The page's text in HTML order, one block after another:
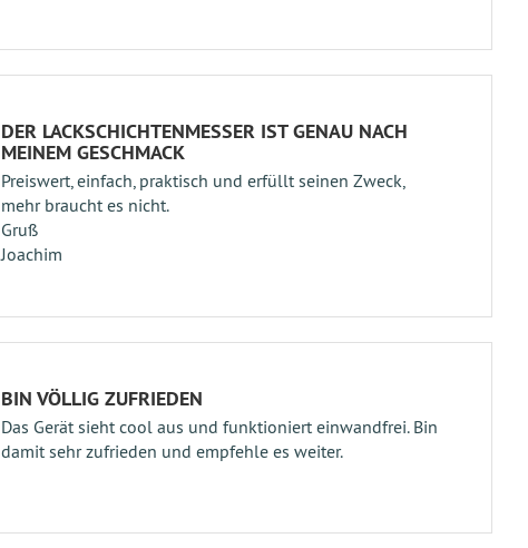
DER LACKSCHICHTENMESSER IST GENAU NACH
MEINEM GESCHMACK
Preiswert, einfach, praktisch und erfüllt seinen Zweck,
mehr braucht es nicht.
Gruß
Joachim
BIN VÖLLIG ZUFRIEDEN
Das Gerät sieht cool aus und funktioniert einwandfrei. Bin
damit sehr zufrieden und empfehle es weiter.